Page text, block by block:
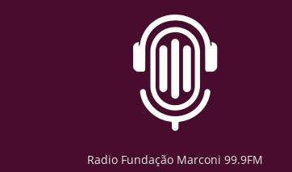
Radio Fundação Marconi 99.9FM